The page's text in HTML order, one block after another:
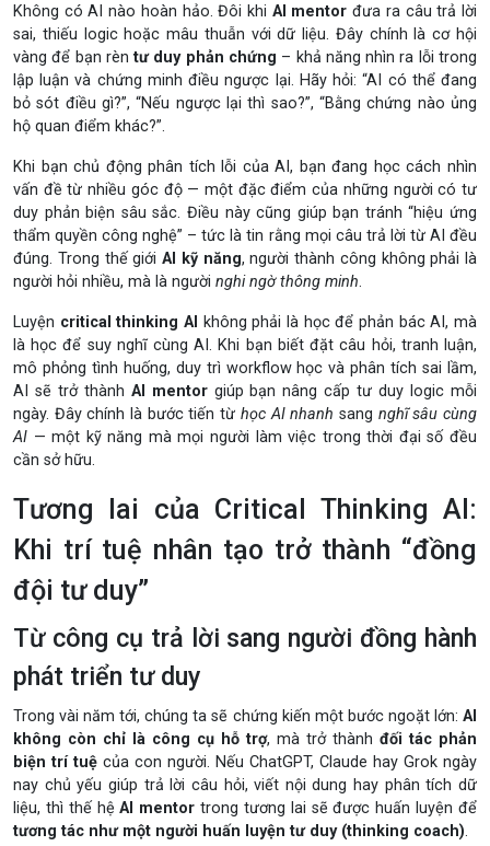
Không có AI nào hoàn hảo. Đôi khi AI mentor đưa ra câu trả lời
sai, thiếu logic hoặc mâu thuẫn với dữ liệu. Đây chính là cơ hội
vàng để bạn rèntư duy phản chứng – khả năng nhìn ra lỗi trong
lập luận và chứng minh điều ngược lại. Hãy hỏi: “AI có thể đang
bỏ sót điều gì?”, “Nếu ngược lại thì sao?”, “Bằng chứng nào ủng
hộ quan điểm khác?”.
Khi bạn chủ động phân tích lỗi của AI, bạn đang học cách nhìn
vấn đề từ nhiều góc độ — một đặc điểm của những người có tư
duy phản biện sâu sắc. Điều này cũng giúp bạn tránh “hiệu ứng
thẩm quyền công nghệ” – tức là tin rằng mọi câu trả lời từ AI đều
đúng. Trong thế giới AI kỹ năng, người thành công không phải là
người hỏi nhiều, mà là người nghi ngờ thông minh.
Luyện critical thinking AI không phải là học để phản bác AI, mà
là học để suy nghĩ cùng AI. Khi bạn biết đặt câu hỏi, tranh luận,
mô phỏng tình huống, duy trì workflow học và phân tích sai lầm,
AI sẽ trở thành AI mentorgiúp bạn nâng cấp tư duy logic mỗi
ngày. Đây chính là bước tiến từ học AI nhanh sang nghĩ sâu cùng
AI — một kỹ năng mà mọi người làm việc trong thời đại số đều
cần sở hữu.
Tương lai của Critical Thinking AI:
Khi trí tuệ nhân tạo trở thành “đồng
đội tư duy”
Từ công cụ trả lời sang người đồng hành
phát triển tư duy
Trong vài năm tới, chúng ta sẽ chứng kiến một bước ngoặt lớn: AI
không còn chỉ là công cụ hỗ trợ, mà trở thành đối tác phản
biện trí tuệ của con người. Nếu ChatGPT, Claude hay Grok ngày
nay chủ yếu giúp trả lời câu hỏi, viết nội dung hay phân tích dữ
liệu, thì thế hệAI mentor trong tương lai sẽ được huấn luyện để
tương tác như một người huấn luyện tư duy (thinking coach).